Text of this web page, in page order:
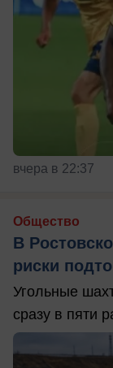
вчера в 22:37
Общество
В
риски
Угольные
сразу в пяти